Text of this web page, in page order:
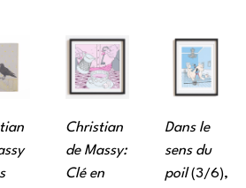
Christian
de Massy:
Clé en
Dans le
sens du
poil (3/6),